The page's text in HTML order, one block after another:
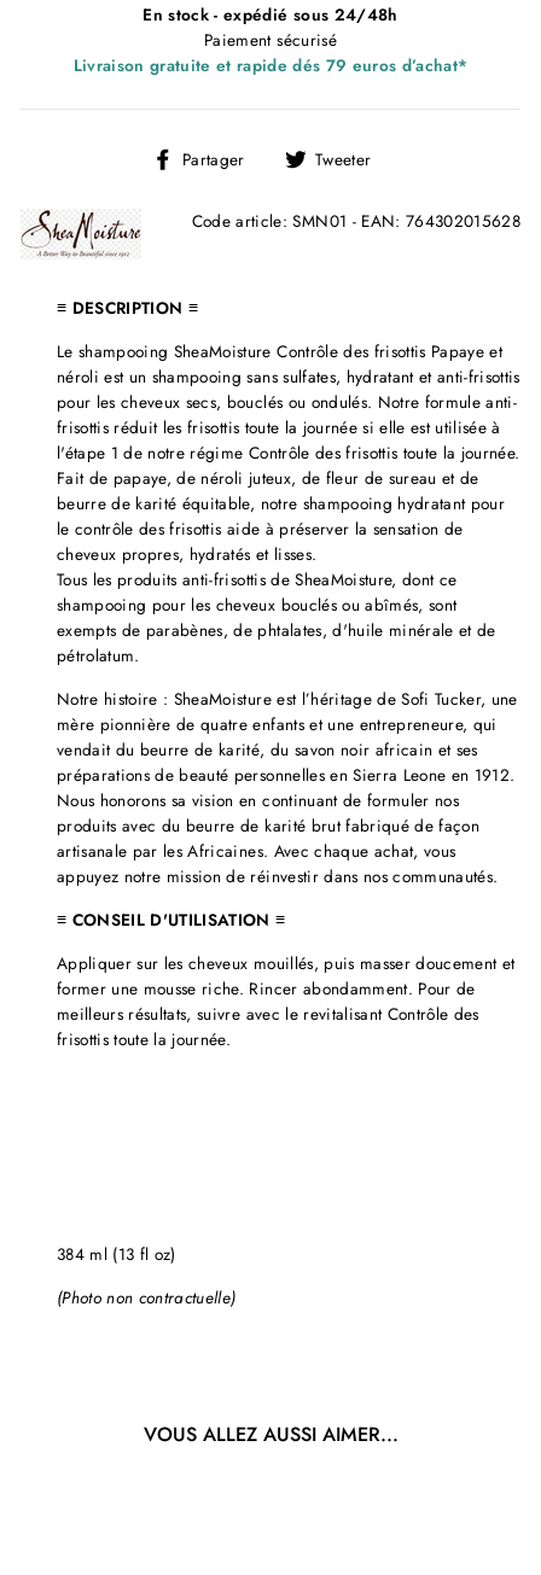
En stock - expédié sous 24/48h
Paiement sécurisé
Livraison gratuite et rapide dés 79 euros d’achat*
Partager
Partager
Facebook
Tweeter
Code article: SMN01 - EAN: 764302015628
≡ DESCRIPTION ≡
Le shampooing SheaMoisture Contrôle des frisottis Papaye et
néroli est un shampooing sans sulfates, hydratant et anti-frisottis
pour les cheveux secs, bouclés ou ondulés. Notre formule anti-
frisottis réduit les frisottis toute la journée si elle est utilisée à
l'étape 1 de notre régime Contrôle des frisottis toute la journée.
Fait de papaye, de néroli juteux, de fleur de sureau et de
beurre de karité équitable, notre shampooing hydratant pour
le contrôle des frisottis aide à préserver la sensation de
cheveux propres, hydratés et lisses.
Tous les produits anti-frisottis de SheaMoisture, dont ce
shampooing pour les cheveux bouclés ou abîmés, sont
exempts de parabènes, de phtalates, d'huile minérale et de
pétrolatum.
Notre histoire : SheaMoisture est l’héritage de Sofi Tucker, une
mère pionnière de quatre enfants et une entrepreneure, qui
vendait du beurre de karité, du savon noir africain et ses
préparations de beauté personnelles en Sierra Leone en 1912.
Nous honorons sa vision en continuant de formuler nos
produits avec du beurre de karité brut fabriqué de façon
artisanale par les Africaines. Avec chaque achat, vous
appuyez notre mission de réinvestir dans nos communautés.
≡ CONSEIL D'UTILISATION ≡
Appliquer sur les cheveux mouillés, puis masser doucement et
former une mousse riche. Rincer abondamment. Pour de
meilleurs résultats, suivre avec le revitalisant Contrôle des
frisottis toute la journée.
384 ml (13 fl oz)
(Photo non contractuelle)
VOUS ALLEZ AUSSI AIMER...